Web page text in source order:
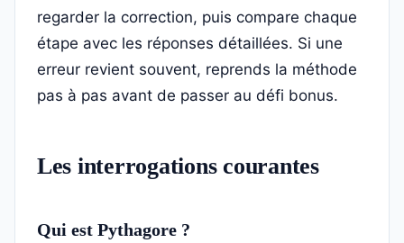
regarder la correction, puis compare chaque
étape avec les réponses détaillées. Si une
erreur revient souvent, reprends la méthode
pas à pas avant de passer au défi bonus.
Les interrogations courantes
Qui est Pythagore ?